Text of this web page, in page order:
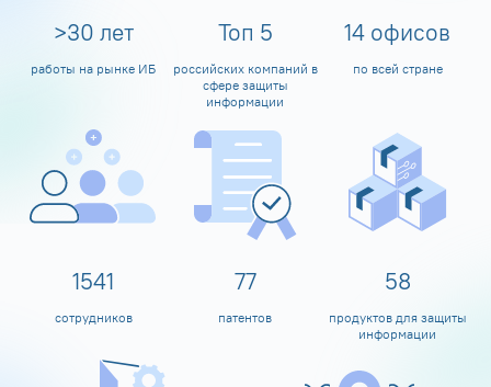
>30 лет
работы на рынке ИБ
Топ 5
российских компаний в
сфере защиты
информации
14 офисов
по всей стране
1600
сотрудников
80
патентов
60
продуктов для защиты
информации